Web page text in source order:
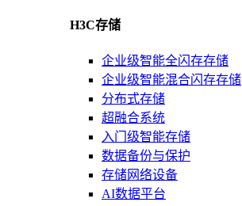
H3C存储
企业级智能全闪存存储
企业级智能混合闪存存储
分布式存储
超融合系统
入门级智能存储
数据备份与保护
存储网络设备
AI数据平台